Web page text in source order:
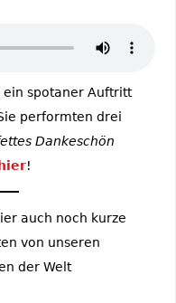
ein spotaner Auftritt
performten drei
Dankeschön
hier!
auch noch kurze
von unseren
der Welt